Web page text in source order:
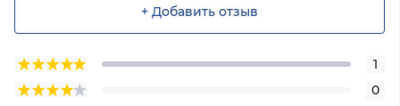
+ Добавить отзыв
1
0